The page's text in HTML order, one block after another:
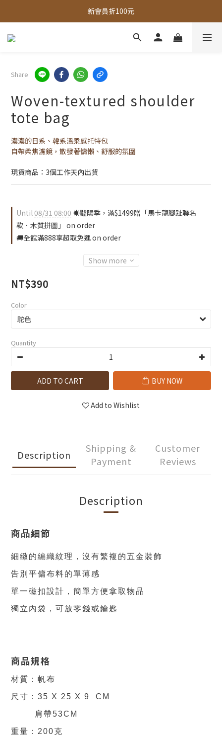
全館，滿888超取免運｜滿1500宅配免運
全館現貨商品，3個工作天內出貨
全館，滿888超取免運｜滿1500宅配免運
Share
Woven-textured shoulder
tote bag
濃濃的日系、韓系溫柔感托特包
自帶柔焦濾鏡，散發著慵懶、舒服的氛圍
現貨商品：3個工作天內出貨
Until08/31 08:00 ☀️豔陽季，滿$1499贈「馬卡龍腳趾聯名
款．木質拼圖」 on order
🚚全館滿888享超取免運 on order
Show more
NT$390
Color
Quantity
ADD TO CART BUY NOW
Add to Wishlist
Description
Shipping &
Payment
Customer
Reviews
Description
商品細節
細緻的編織紋理，沒有繁複的五金裝飾
告別平傭布料的單薄感
單一磁扣設計，簡單方便拿取物品
獨立內袋，可放零錢或鑰匙
商品規格
材質：帆布
尺寸：35 X 25 X 9 CM
肩帶53CM
重量 ：200克